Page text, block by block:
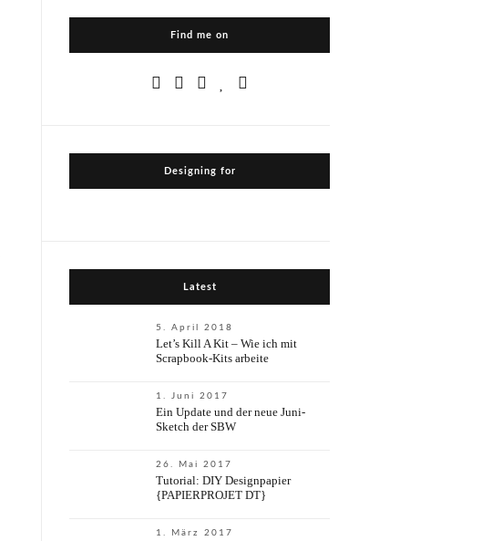
Find me on
Designing for
Latest
5. April 2018
Let’s Kill A Kit – Wie ich mit
Scrapbook-Kits arbeite
1. Juni 2017
Ein Update und der neue Juni-
Sketch der SBW
26. Mai 2017
Tutorial: DIY Designpapier
{PAPIERPROJET DT}
1. März 2017